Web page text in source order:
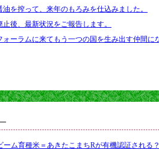
油を搾って、来年のもろみを仕込みました。
止後、最新状況をご報告します。
ォーラムに来てもう一つの国を生み出す仲間に
ーム育種米＝あきたこまちRが有機認証される？